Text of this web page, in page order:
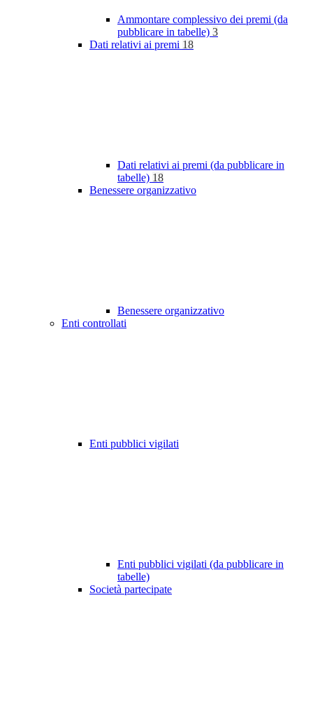
Ammontare complessivo dei premi (da
pubblicare in tabelle) 3
Dati relativi ai premi 18
Dati relativi ai premi (da pubblicare in
tabelle) 18
Benessere organizzativo
Benessere organizzativo
Enti controllati
Enti pubblici vigilati
Enti pubblici vigilati (da pubblicare in
tabelle)
Società partecipate